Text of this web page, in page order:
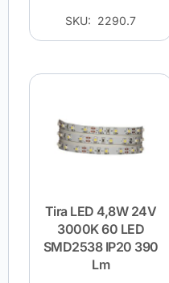
SKU: 2290.7
Tira LED 4,8W 24V
3000K 60 LED
SMD2538 IP20 390
Lm